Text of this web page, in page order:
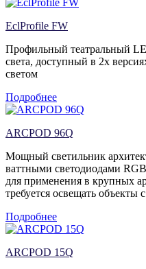
EclProfile FW
Профильный театральный
света, доступный в 2х
светом
Подробнее
ARCPOD 96Q
Мощный светильник
ваттными светодиодами
для применения в крупных
требуется освещать объекты
Подробнее
ARCPOD 15Q